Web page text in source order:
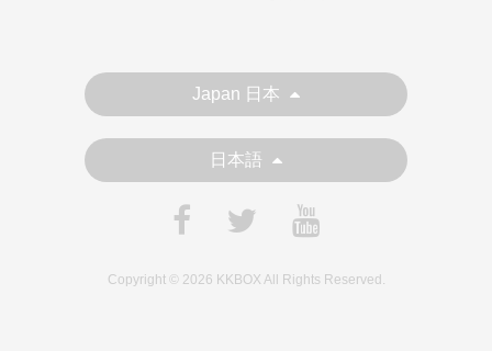
Japan 日本
日本語
Copyright © 2026 KKBOX All Rights Reserved.